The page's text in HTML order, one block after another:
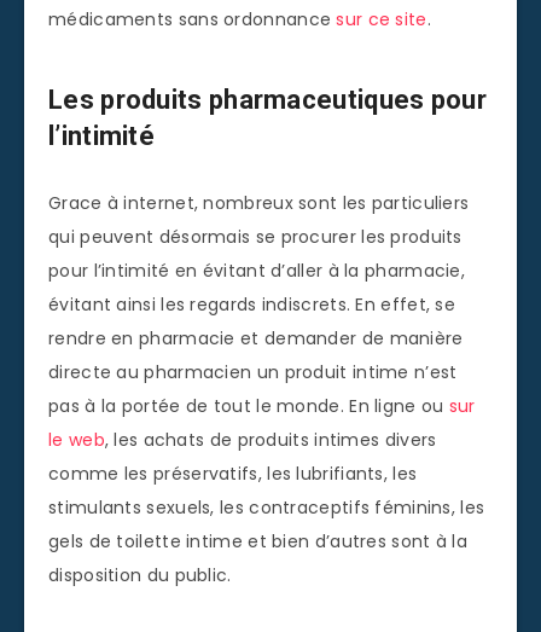
médicaments sans ordonnancesur ce site.
Les produits pharmaceutiques pour
l’intimité
Grace à internet, nombreux sont les particuliers
qui peuvent désormais se procurer les produits
pour l’intimité en évitant d’aller à la pharmacie,
évitant ainsi les regards indiscrets. En effet, se
rendre en pharmacie et demander de manière
directe au pharmacien un produit intime n’est
pas à la portée de tout le monde. En ligne ou sur
le web, les achats de produits intimes divers
comme les préservatifs, les lubrifiants, les
stimulants sexuels, les contraceptifs féminins, les
gels de toilette intime et bien d’autres sont à la
disposition du public.